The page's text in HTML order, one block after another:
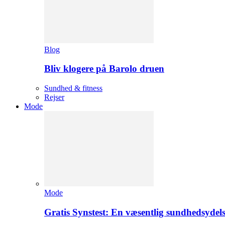
Blog
Bliv klogere på Barolo druen
Sundhed & fitness
Rejser
Mode
Mode
Gratis Synstest: En væsentlig